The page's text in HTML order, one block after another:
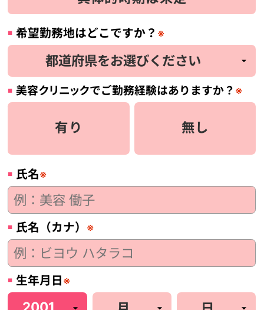
希望勤務地はどこですか？ ※
美容クリニックでご勤務経験はありますか？ ※
有り 無し
氏名※
氏名（カナ） ※
生年月日※